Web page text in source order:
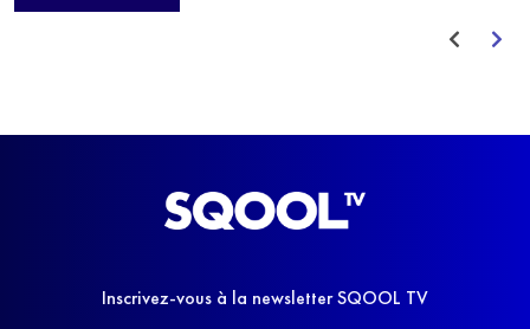
avant de trouver un nouvel équilibre.
Inscrivez-vous à la newsletter SQOOL TV